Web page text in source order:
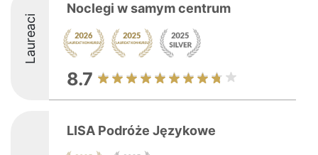
Laureaci
Noclegi w samym centrum
8.7
LISA Podróże Językowe